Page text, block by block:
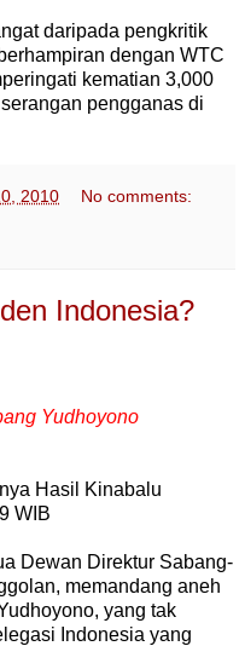
daripada pengkritik
dengan WTC
kematian 3,000
pengganas di
2010 No comments:
Indonesia?
Yudhoyono
Hasil Kinabalu
WIB
Dewan Direktur Sabang-
memandang aneh
yang tak
Indonesia yang